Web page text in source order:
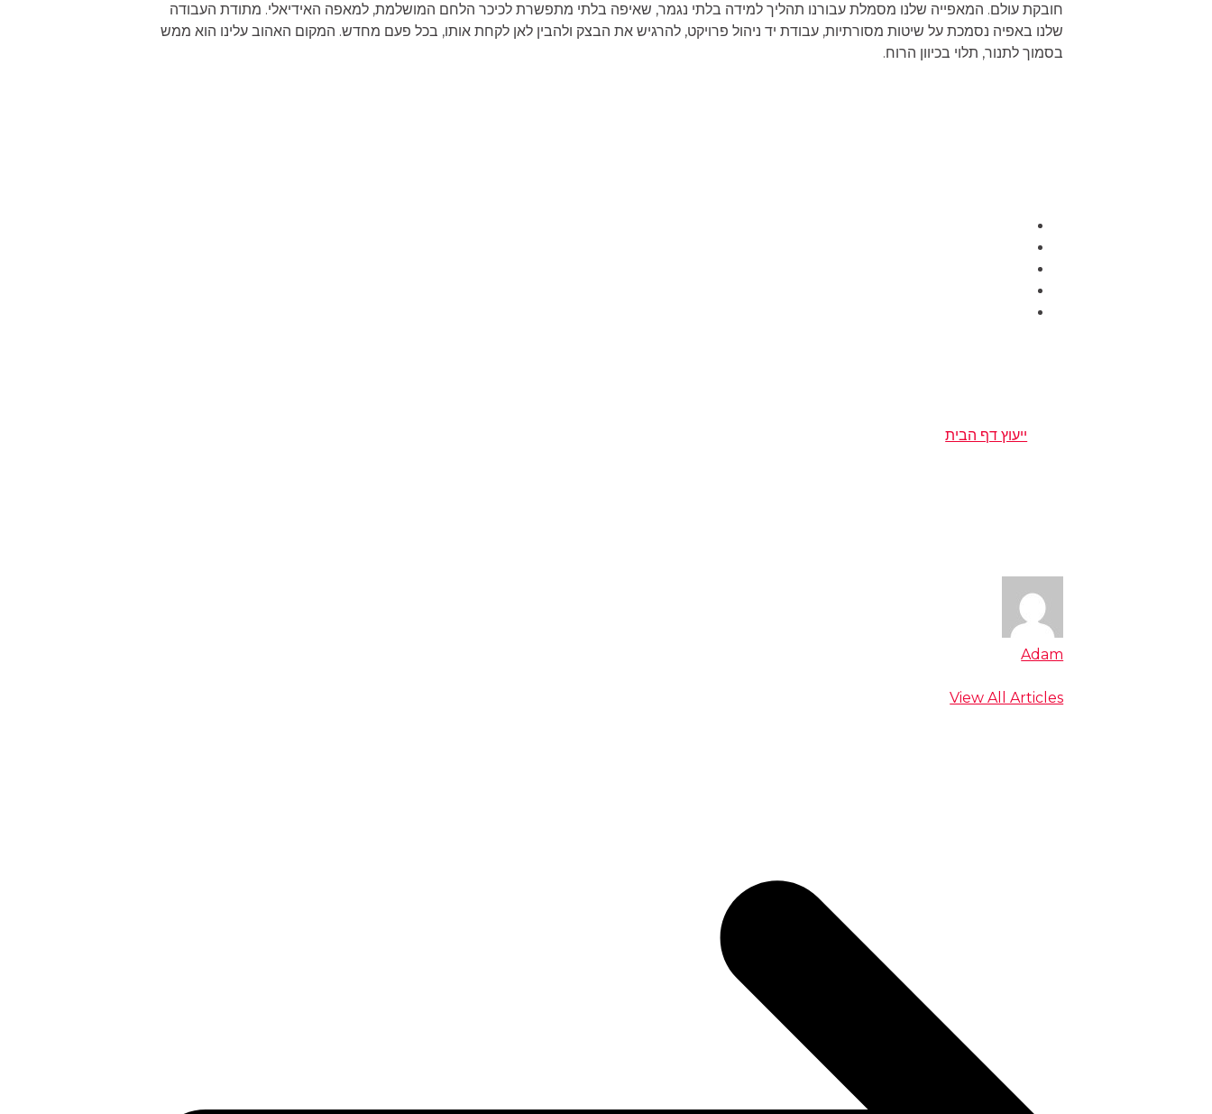
חובקת עולם. המאפייה שלנו מסמלת עבורנו תהליך למידה בלתי נגמר, שאיפה בלתי מתפשרת לכיכר הלחם המושלמת, למאפה האידיאלי. מתודת העבודה
שלנו באפיה נסמכת על שיטות מסורתיות, עבודת יד ניהול פרויקט, להרגיש את הבצק ולהבין לאן לקחת אותו, בכל פעם מחדש. המקום האהוב עלינו הוא ממש
בסמוך לתנור, תלוי בכיוון הרוח.
ייעוץ דף הבית
Adam
View All Articles